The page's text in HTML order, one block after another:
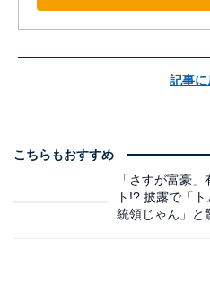
記事に
こちらもおすすめ
「さすが富豪
ト!? 披露で「
統領じゃん」と